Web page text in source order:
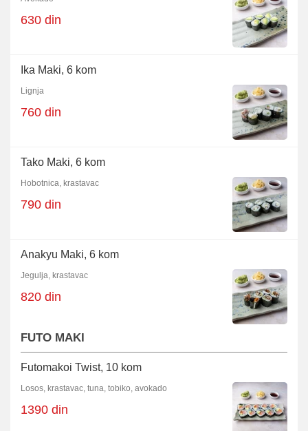
630 din
Ika Maki, 6 kom
Lignja
760 din
Tako Maki, 6 kom
Hobotnica, krastavac
790 din
Anakyu Maki, 6 kom
Jegulja, krastavac
820 din
FUTO MAKI
Futomakoi Twist, 10 kom
Losos, krastavac, tuna, tobiko, avokado
1390 din